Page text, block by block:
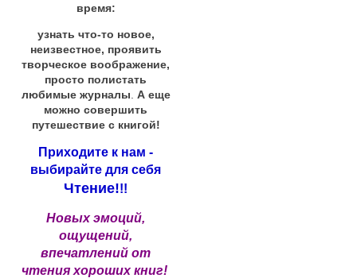
время:
узнать что-то новое,
неизвестное, проявить
творческое воображение,
просто полистать
любимые журналы А еще
можно совершить
путешествие с книгой!
Приходите к нам -
выбирайте для себя
Чтение!!!
Новых эмоций,
ощущений,
впечатлений от
чтения хороших книг!